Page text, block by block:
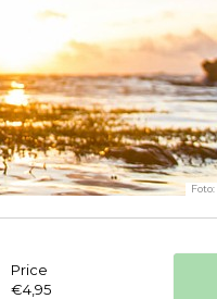
Foto:
Price
€4,95